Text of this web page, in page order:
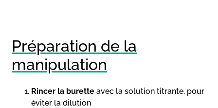
Préparation de la
manipulation
Rincer la burette avec la solution titrante, pour
éviter la dilution